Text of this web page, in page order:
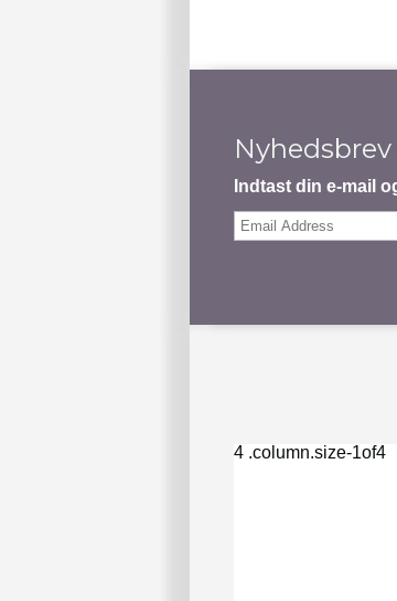
Nyhedsbrev
Indtast din e-mail
Email